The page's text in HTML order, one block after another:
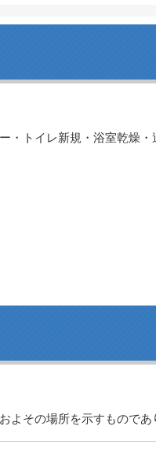
・トイレ新規・浴室乾燥
よその場所を示すものであ